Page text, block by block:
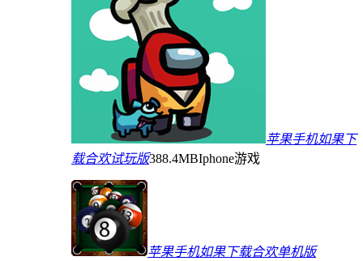
苹果手机如果下
载合欢试玩版388.4MBIphone游戏
苹果手机如果下载合欢单机版